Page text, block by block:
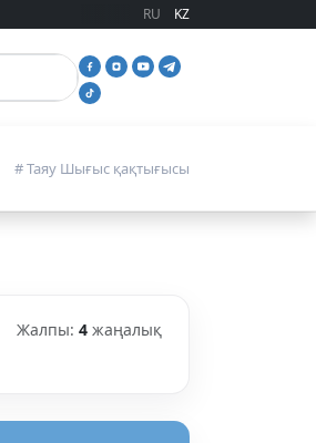
RU KZ
# Таяу Шығыс қақтығысы
Жалпы: 4 жаңалық